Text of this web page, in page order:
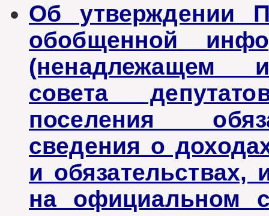
Об утверждении
обобщенной
(ненадлежащем
совета
поселения
сведения о
и обязательствах,
на официальном